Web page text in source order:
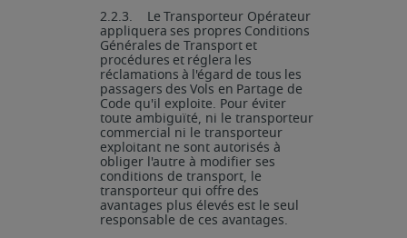
2.2.3.
Le Transporteur Opérateur
appliquera ses propres Conditions
Générales de Transport et
procédures etréglera les
réclamationsà l'égard de tous les
passagers des Vols en Partage de
Code qu'il exploite. Pour éviter
toute ambiguïté, ni le transporteur
commercial ni le transporteur
exploitant ne sont autorisés à
obliger l'autre à modifier ses
conditions de transport, le
transporteur qui offre des
avantages plus élevés est le seul
responsable de ces avantages.